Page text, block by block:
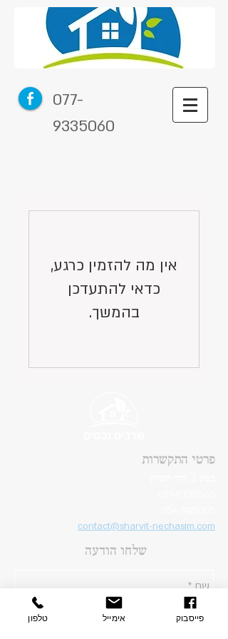
077-
9335060
אין מה להזמין כרגע,
כדאי להתעדכן
בהמשך.
פרטי התקשרות
contact@sharvit-nechasim.com
שלחו הודעה
טלפון אימייל פייסבוק